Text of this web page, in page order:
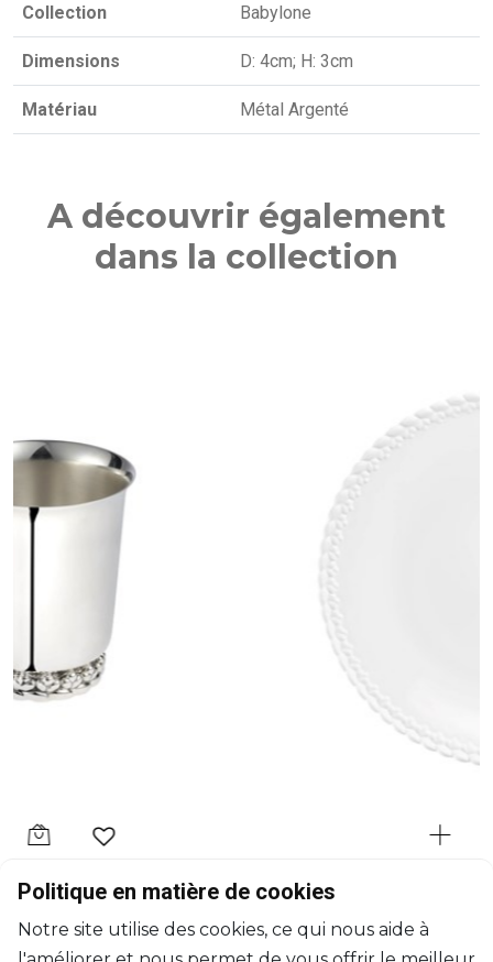
Collection Babylone
Dimensions D: 4cm; H: 3cm
Matériau Métal Argenté
A découvrir également
dans la collection
CHRISTOFLE
Assiette à dîner
Politique en matière de cookies
Notre site utilise des cookies, ce qui nous aide à